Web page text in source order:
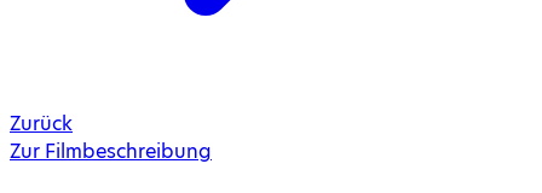
Zurück
Zur Filmbeschreibung